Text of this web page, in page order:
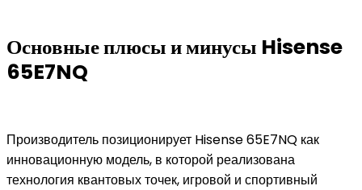
Основные плюсы и минусы Hisense
65E7NQ
Производитель позиционирует Hisense 65E7NQ как
инновационную модель, в которой реализована
технология квантовых точек, игровой и спортивный